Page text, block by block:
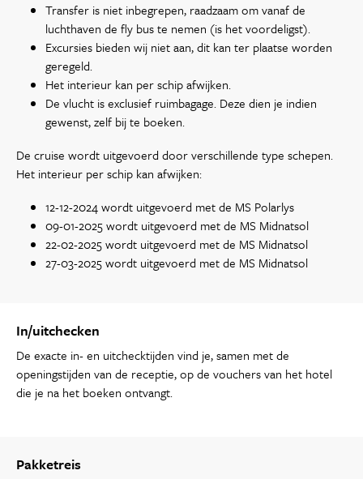
Transfer is niet inbegrepen, raadzaam om vanaf de
luchthaven de fly bus te nemen (is het voordeligst).
Excursies bieden wij niet aan, dit kan ter plaatse worden
geregeld.
Het interieur kan per schip afwijken.
De vlucht is exclusief ruimbagage. Deze dien je indien
gewenst, zelf bij te boeken.
De cruise wordt uitgevoerd door verschillende type schepen.
Het interieur per schip kan afwijken:
12-12-2024 wordt uitgevoerd met de MS Polarlys
09-01-2025 wordt uitgevoerd met de MS Midnatsol
22-02-2025 wordt uitgevoerd met de MS Midnatsol
27-03-2025 wordt uitgevoerd met de MS Midnatsol
In/uitchecken
De exacte in- en uitchecktijden vind je, samen met de
openingstijden van de receptie, op de vouchers van het hotel
die je na het boeken ontvangt.
Pakketreis